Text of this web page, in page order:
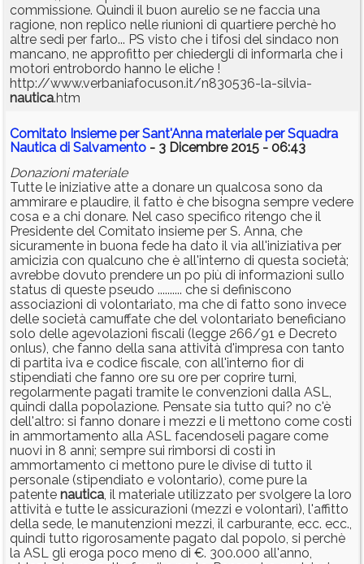
commissione. Quindi il buon aurelio se ne faccia una
ragione, non replico nelle riunioni di quartiere perchè ho
altre sedi per farlo... PS visto che i tifosi del sindaco non
mancano, ne approfitto per chiedergli di informarla che i
motori entrobordo hanno le eliche !
http://www.verbaniafocuson.it/n830536-la-silvia-
nautica.htm
Comitato Insieme per Sant'Anna materiale per Squadra
Nautica di Salvamento - 3 Dicembre 2015 - 06:43
Donazioni materiale
Tutte le iniziative atte a donare un qualcosa sono da
ammirare e plaudire, il fatto è che bisogna sempre vedere
cosa e a chi donare. Nel caso specifico ritengo che il
Presidente del Comitato insieme per S. Anna, che
sicuramente in buona fede ha dato il via all'iniziativa per
amicizia con qualcuno che è all'interno di questa società;
avrebbe dovuto prendere un po più di informazioni sullo
status di queste pseudo .......... che si definiscono
associazioni di volontariato, ma che di fatto sono invece
delle società camuffate che del volontariato beneficiano
solo delle agevolazioni fiscali (legge 266/91 e Decreto
onlus), che fanno della sana attività d'impresa con tanto
di partita iva e codice fiscale, con all'interno fior di
stipendiati che fanno ore su ore per coprire turni,
regolarmente pagati tramite le convenzioni dalla ASL,
quindi dalla popolazione. Pensate sia tutto qui? no c'è
dell'altro: si fanno donare i mezzi e li mettono come costi
in ammortamento alla ASL facendoseli pagare come
nuovi in 8 anni; sempre sui rimborsi di costi in
ammortamento ci mettono pure le divise di tutto il
personale (stipendiato e volontario), come pure la
patente nautica, il materiale utilizzato per svolgere la loro
attività e tutte le assicurazioni (mezzi e volontari), l'affitto
della sede, le manutenzioni mezzi, il carburante, ecc. ecc.,
quindi tutto rigorosamente pagato dal popolo, si perchè
la ASL gli eroga poco meno di €. 300.000 all'anno,